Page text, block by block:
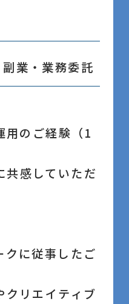
業・業務委託
用のご経験（1
感していただ
クに従事したご
クリエイティブ